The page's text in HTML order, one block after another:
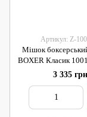
Артикул: Z-
Мішок
BOXER Класик
100см
3 335 грн